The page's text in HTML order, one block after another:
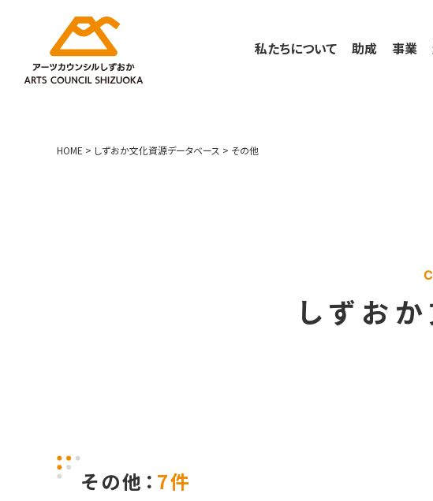
私たちについて
助成 事業
HOME > しずおか文化資源データベース > その他
しずおか
その他： 7件